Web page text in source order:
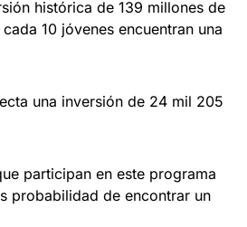
histórica de 139 millones de
10 jóvenes encuentran una
una inversión de 24 mil 205
participan en este programa
probabilidad de encontrar un